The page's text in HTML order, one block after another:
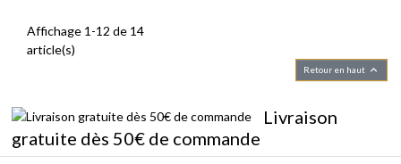
Affichage 1-12 de 14
article(s)
Retour en haut 
Livraison
gratuite dès 50€ de commande